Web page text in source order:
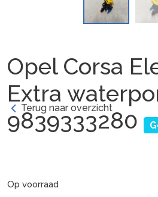
Opel Corsa
Extra
9839333280
Terug naar overzicht
Op voorraad